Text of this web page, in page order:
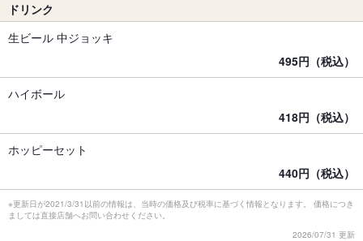
ドリンク
生ビール 中ジョッキ
495円（税込）
ハイボール
418円（税込）
ホッピーセット
440円（税込）
※更新日が2021/3/31以前の情報は、当時の価格及び税率に基づく情報となります。 価格につき
ましては直接店舗へお問い合わせください。
2026/07/31 更新